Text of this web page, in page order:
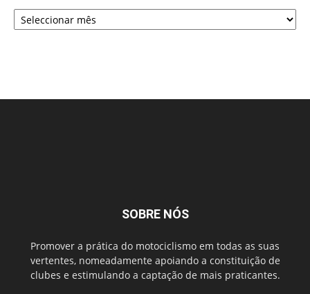
Arquivo
SOBRE NÓS
Promover a prática do motociclismo em todas as suas
vertentes, nomeadamente apoiando a constituição de
clubes e estimulando a captação de mais praticantes.